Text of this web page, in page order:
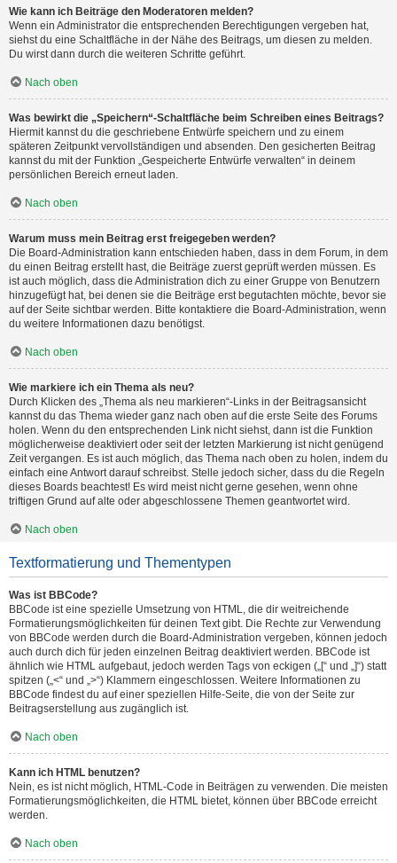
Wie kann ich Beiträge den Moderatoren melden?
Wenn ein Administrator die entsprechenden Berechtigungen vergeben hat,
siehst du eine Schaltfläche in der Nähe des Beitrags, um diesen zu melden.
Du wirst dann durch die weiteren Schritte geführt.
Nach oben
Was bewirkt die „Speichern“-Schaltfläche beim Schreiben eines Beitrags?
Hiermit kannst du die geschriebene Entwürfe speichern und zu einem
späteren Zeitpunkt vervollständigen und absenden. Den gesicherten Beitrag
kannst du mit der Funktion „Gespeicherte Entwürfe verwalten“ in deinem
persönlichen Bereich erneut laden.
Nach oben
Warum muss mein Beitrag erst freigegeben werden?
Die Board-Administration kann entschieden haben, dass in dem Forum, in dem
du einen Beitrag erstellt hast, die Beiträge zuerst geprüft werden müssen. Es
ist auch möglich, dass die Administration dich zu einer Gruppe von Benutzern
hinzugefügt hat, bei denen sie die Beiträge erst begutachten möchte, bevor sie
auf der Seite sichtbar werden. Bitte kontaktiere die Board-Administration, wenn
du weitere Informationen dazu benötigst.
Nach oben
Wie markiere ich ein Thema als neu?
Durch Klicken des „Thema als neu markieren“-Links in der Beitragsansicht
kannst du das Thema wieder ganz nach oben auf die erste Seite des Forums
holen. Wenn du den entsprechenden Link nicht siehst, dann ist die Funktion
möglicherweise deaktiviert oder seit der letzten Markierung ist nicht genügend
Zeit vergangen. Es ist auch möglich, das Thema nach oben zu holen, indem du
einfach eine Antwort darauf schreibst. Stelle jedoch sicher, dass du die Regeln
dieses Boards beachtest! Es wird meist nicht gerne gesehen, wenn ohne
triftigen Grund auf alte oder abgeschlossene Themen geantwortet wird.
Nach oben
Textformatierung und Thementypen
Was ist BBCode?
BBCode ist eine spezielle Umsetzung von HTML, die dir weitreichende
Formatierungsmöglichkeiten für deinen Text gibt. Die Rechte zur Verwendung
von BBCode werden durch die Board-Administration vergeben, können jedoch
auch durch dich für jeden einzelnen Beitrag deaktiviert werden. BBCode ist
ähnlich wie HTML aufgebaut, jedoch werden Tags von eckigen („[“ und „]“) statt
spitzen („<“ und „>“) Klammern eingeschlossen. Weitere Informationen zu
BBCode findest du auf einer speziellen Hilfe-Seite, die von der Seite zur
Beitragserstellung aus zugänglich ist.
Nach oben
Kann ich HTML benutzen?
Nein, es ist nicht möglich, HTML-Code in Beiträgen zu verwenden. Die meisten
Formatierungsmöglichkeiten, die HTML bietet, können über BBCode erreicht
werden.
Nach oben